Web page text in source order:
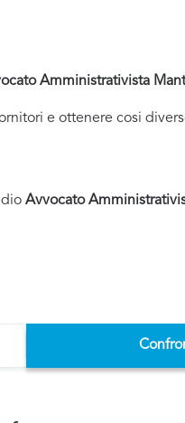
Amministrativista
e ottenere cosi
Avvocato